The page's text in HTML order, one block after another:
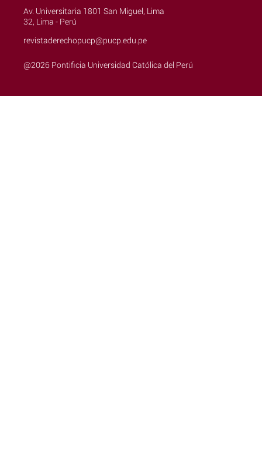
Av. Universitaria 1801 San Miguel, Lima
32, Lima - Perú
revistaderechopucp@pucp.edu.pe
@2026 Pontificia Universidad Católica del Perú